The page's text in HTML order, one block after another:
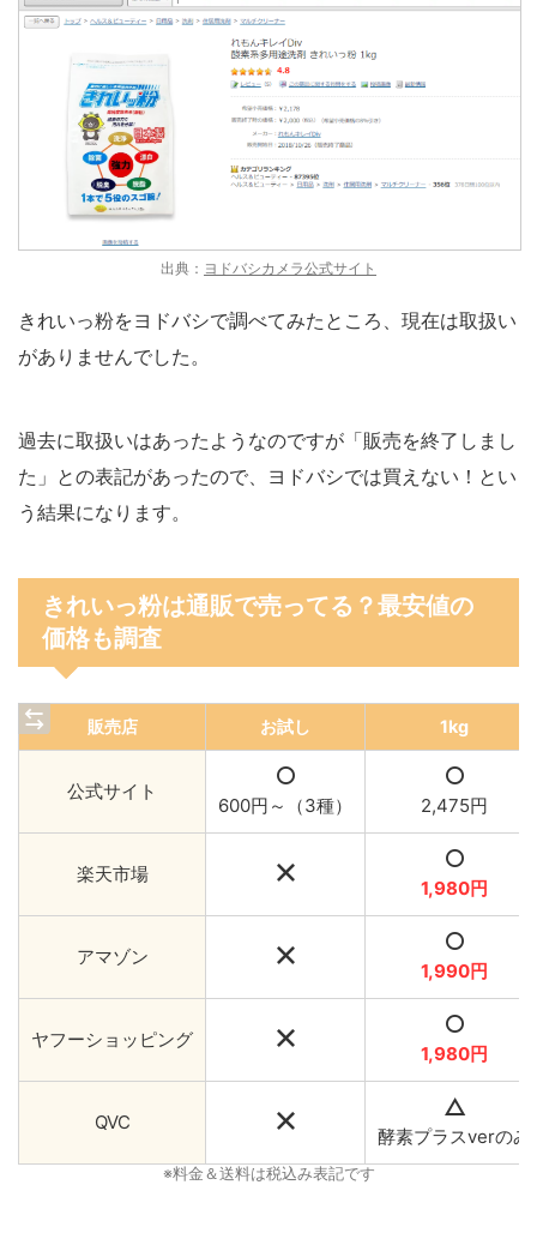
出典： ヨドバシカメラ公式サイト
きれいっ粉をヨドバシで調べてみたところ、現在は取扱い
がありませんでした。
過去に取扱いはあったようなのですが「販売を終了しまし
た」との表記があったので、ヨドバシでは買えない！とい
う結果になります。
きれいっ粉は通販で売ってる？最安値の
価格も調査
販売店 お試し 1kg
公式サイト
600円～（3種） 2,475円
楽天市場
1,980円
アマゾン
1,990円
ヤフーショッピング
1,980円
QVC
酵素プラスverのみ
※料金＆送料は税込み表記です